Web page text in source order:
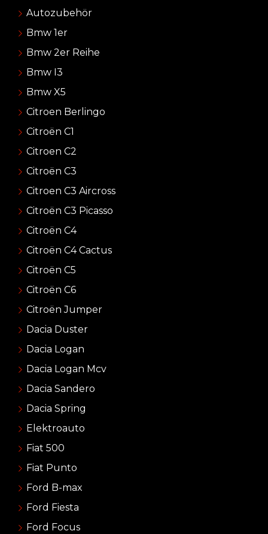
Autozubehör
Bmw 1er
Bmw 2er Reihe
Bmw I3
Bmw X5
Citroen Berlingo
Citroën C1
Citroen C2
Citroën C3
Citroen C3 Aircross
Citroën C3 Picasso
Citroën C4
Citroën C4 Cactus
Citroën C5
Citroën C6
Citroën Jumper
Dacia Duster
Dacia Logan
Dacia Logan Mcv
Dacia Sandero
Dacia Spring
Elektroauto
Fiat 500
Fiat Punto
Ford B-max
Ford Fiesta
Ford Focus